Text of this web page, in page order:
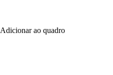
Adicionar ao quadro